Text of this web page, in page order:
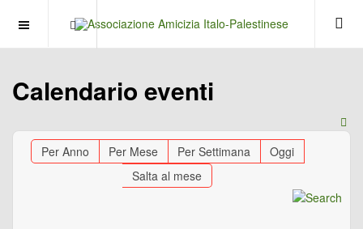
OFF CANVAS
Calendario eventi
Per Anno Per Mese Per Settimana
Oggi
Salta al mese